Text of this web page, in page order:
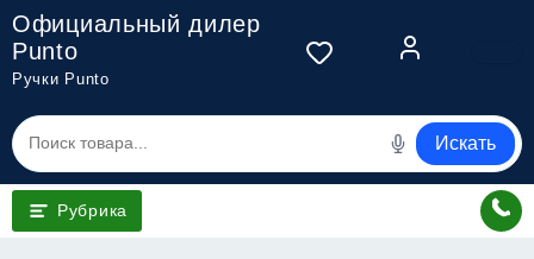
Перейти
содержимому
Официальный дилер
Punto
Ручки Punto
Искать
Рубрика